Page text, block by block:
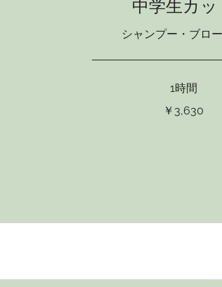
中学生カッ
シャンプー・ブロ
1時間
￥3,630